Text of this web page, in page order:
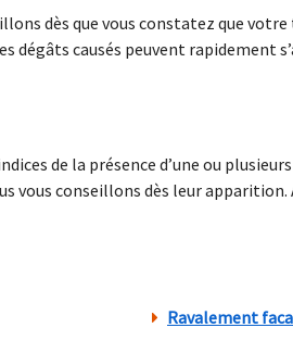
dès que vous constatez que
causés peuvent rapidement
de la présence d’une ou
vous conseillons dès leur apparition.
Ravalement